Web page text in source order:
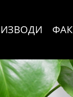
ФАК